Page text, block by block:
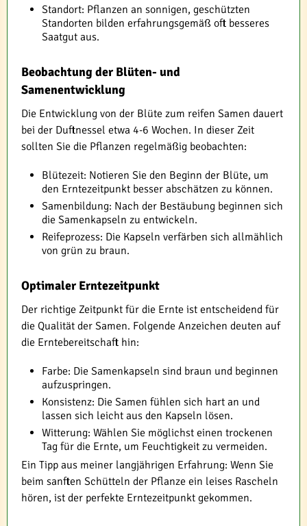
Standort: Pflanzen an sonnigen, geschützten
Standorten bilden erfahrungsgemäß oft besseres
Saatgut aus.
Beobachtung der Blüten- und
Samenentwicklung
Die Entwicklung von der Blüte zum reifen Samen dauert
bei der Duftnessel etwa 4-6 Wochen. In dieser Zeit
sollten Sie die Pflanzen regelmäßig beobachten:
Blütezeit: Notieren Sie den Beginn der Blüte, um
den Erntezeitpunkt besser abschätzen zu können.
Samenbildung: Nach der Bestäubung beginnen sich
die Samenkapseln zu entwickeln.
Reifeprozess: Die Kapseln verfärben sich allmählich
von grün zu braun.
Optimaler Erntezeitpunkt
Der richtige Zeitpunkt für die Ernte ist entscheidend für
die Qualität der Samen. Folgende Anzeichen deuten auf
die Erntebereitschaft hin:
Farbe: Die Samenkapseln sind braun und beginnen
aufzuspringen.
Konsistenz: Die Samen fühlen sich hart an und
lassen sich leicht aus den Kapseln lösen.
Witterung: Wählen Sie möglichst einen trockenen
Tag für die Ernte, um Feuchtigkeit zu vermeiden.
Ein Tipp aus meiner langjährigen Erfahrung: Wenn Sie
beim sanften Schütteln der Pflanze ein leises Rascheln
hören, ist der perfekte Erntezeitpunkt gekommen.